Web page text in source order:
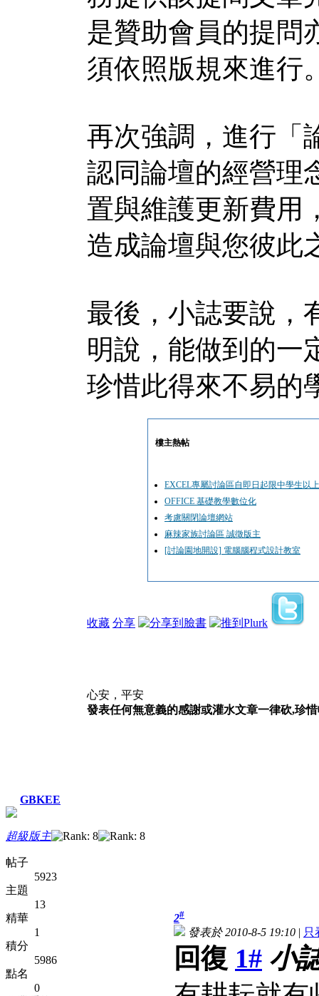
是贊助會員的提問
須依照版規來進行
再次強調，進行「
認同論壇的經營理
置與維護更新費用
造成論壇與您彼此
最後，小誌要說，
明說，能做到的一
珍惜此得來不易的
樓主熱帖
EXCEL專屬討論區自即日起限中學生以
OFFICE 基礎教學數位化
考慮關閉論壇網站
麻辣家族討論區 誠徵版主
[討論園地開設] 電腦腦程式設計教室
收藏 分享
心安，平安
發表任何無意義的感謝或灌水文章一律砍,珍
GBKEE
超級版主
帖子
5923
主題
13
精華
1
積分
5986
點名
0
2#
發表於 2010-8-5 19:10 | 只
回復 1# 小